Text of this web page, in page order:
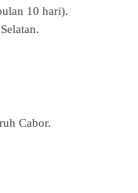
10 hari).
Cabor.